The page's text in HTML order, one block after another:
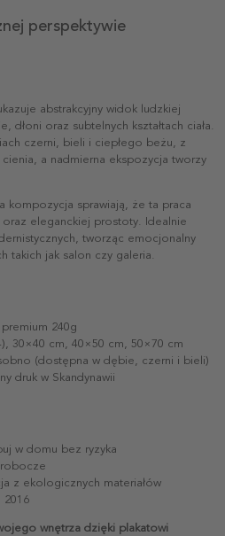
perspektywie
abstrakcyjny widok ludzkiej
dłoni oraz subtelnych kształtach ciała.
czerni, bieli i ciepłego beżu, z
cienia, a nadmierna ekspozycja tworzy
kompozycja sprawiają, że ta praca
eleganckiej prostoty. Idealnie
tworząc emocjonalny
takich jak salon czy galeria.
240g
30×40 cm, 40×50 cm, 50×70 cm
(dostępna w dębie, czerni i bieli)
druk w Skandynawii
w domu bez ryzyka
z ekologicznych materiałów
2016
wnętrza dzięki plakatowi